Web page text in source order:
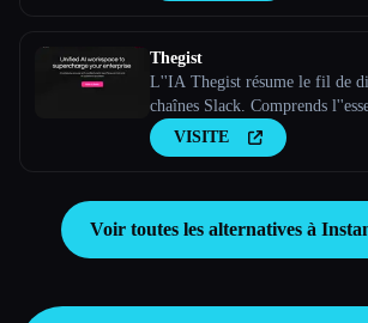
Thegist
L''IA Thegist résume le fil de
chaînes Slack. Comprends
VISITE
Voir toutes les alternatives à